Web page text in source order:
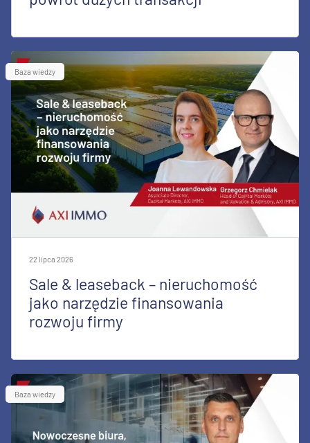
Baza wiedzy
22 lipca 2026
Sale & leaseback – nieruchomość
jako narzędzie finansowania
rozwoju firmy
Baza wiedzy